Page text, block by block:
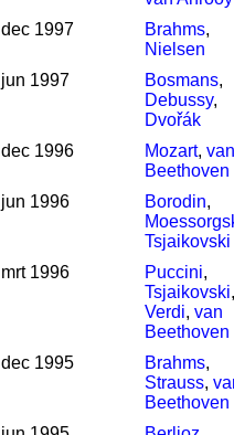
dec 1997 Brahms,
Nielsen
jun 1997 Bosmans,
Debussy,
Dvořák
dec 1996 Mozart, van
Beethoven
jun 1996 Borodin,
Tsjaikovski
mrt 1996 Puccini,
Tsjaikovski,
Verdi, van
Beethoven
dec 1995 Brahms,
Strauss,
Beethoven